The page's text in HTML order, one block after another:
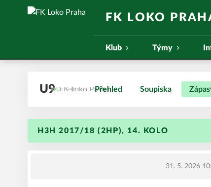
FK LOKO
Klub Týmy
U9 Přehled Soupiska
H3H 2017/18 (2HP), 14. KOLO
31. 5. 2026